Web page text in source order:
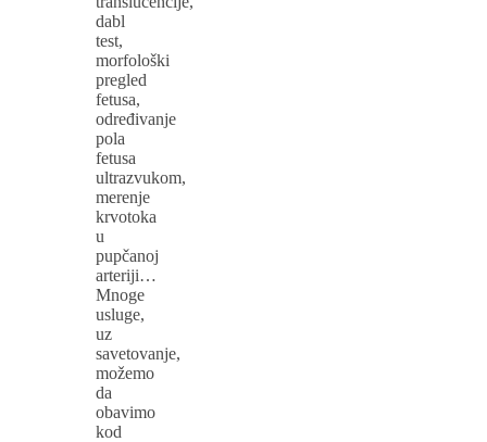
dabl
test,
morfološki
pregled
fetusa,
određivanje
pola
fetusa
ultrazvukom,
merenje
krvotoka
u
pupčanoj
arteriji…
Mnoge
usluge,
uz
savetovanje,
možemo
da
obavimo
kod